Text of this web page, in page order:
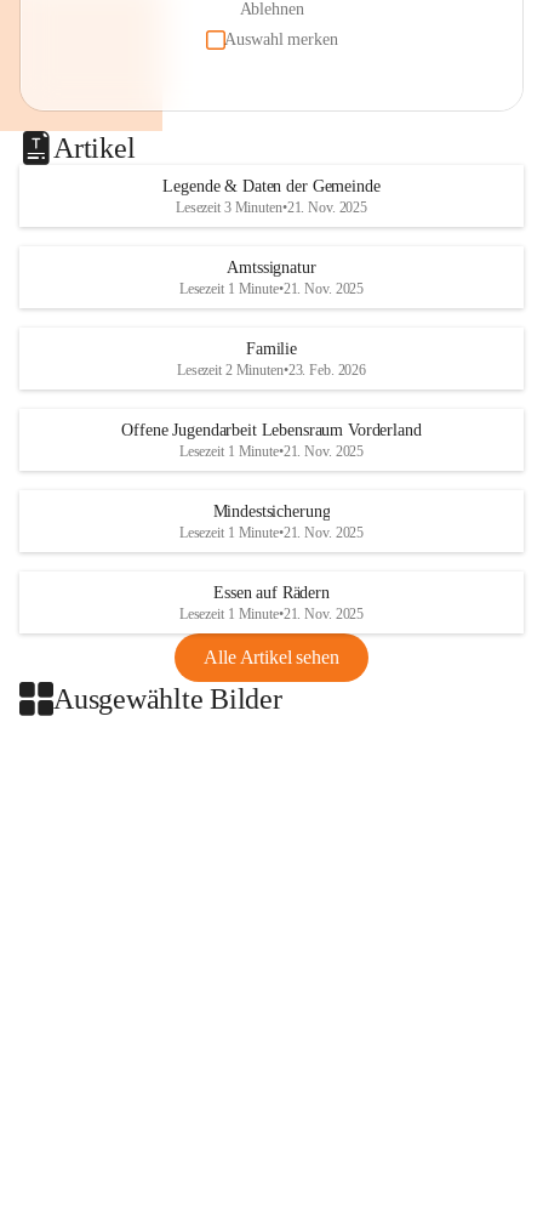
Ablehnen
Auswahl merken
Artikel
Legende & Daten der Gemeinde
Lesezeit 3 Minuten•21. Nov. 2025
Amtssignatur
Lesezeit 1 Minute•21. Nov. 2025
Familie
Lesezeit 2 Minuten•23. Feb. 2026
Offene Jugendarbeit Lebensraum Vorderland
Lesezeit 1 Minute•21. Nov. 2025
Mindestsicherung
Lesezeit 1 Minute•21. Nov. 2025
Essen auf Rädern
Lesezeit 1 Minute•21. Nov. 2025
Alle Artikel sehen
Ausgewählte Bilder